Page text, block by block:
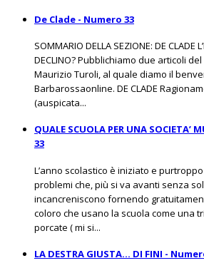
De Clade - Numero 33
SOMMARIO DELLA SEZIONE: DE CLADE
DECLINO? Pubblichiamo due articoli
Maurizio Turoli, al quale diamo il
Barbarossaonline. DE CLADE
(auspicata...
QUALE SCUOLA PER UNA SOCIETA’
33
L’anno scolastico è iniziato e
problemi che, più si va avanti senza
incancreniscono fornendo
coloro che usano la scuola come una
porcate ( mi si...
LA DESTRA GIUSTA... DI FINI -